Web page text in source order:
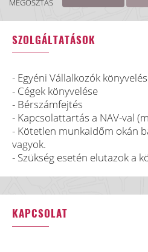
MEGOSZTÁS
SZOLGÁLTATÁSOK
- Egyéni Vállalkozók
- Cégek könyvelése
- Bérszámfejtés
- Kapcsolattartás a NAV-val
- Kötetlen munkaidőm okán
vagyok.
- Szükség esetén elutazok a
KAPCSOLAT